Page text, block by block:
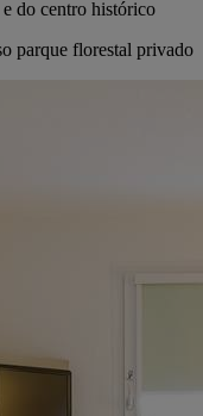
do centro histórico
parque florestal privado